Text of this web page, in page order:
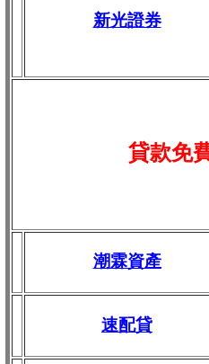
新光證券
貸款免
潮霖資產
速配貸